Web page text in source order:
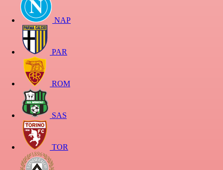
NAP
PAR
ROM
SAS
TOR